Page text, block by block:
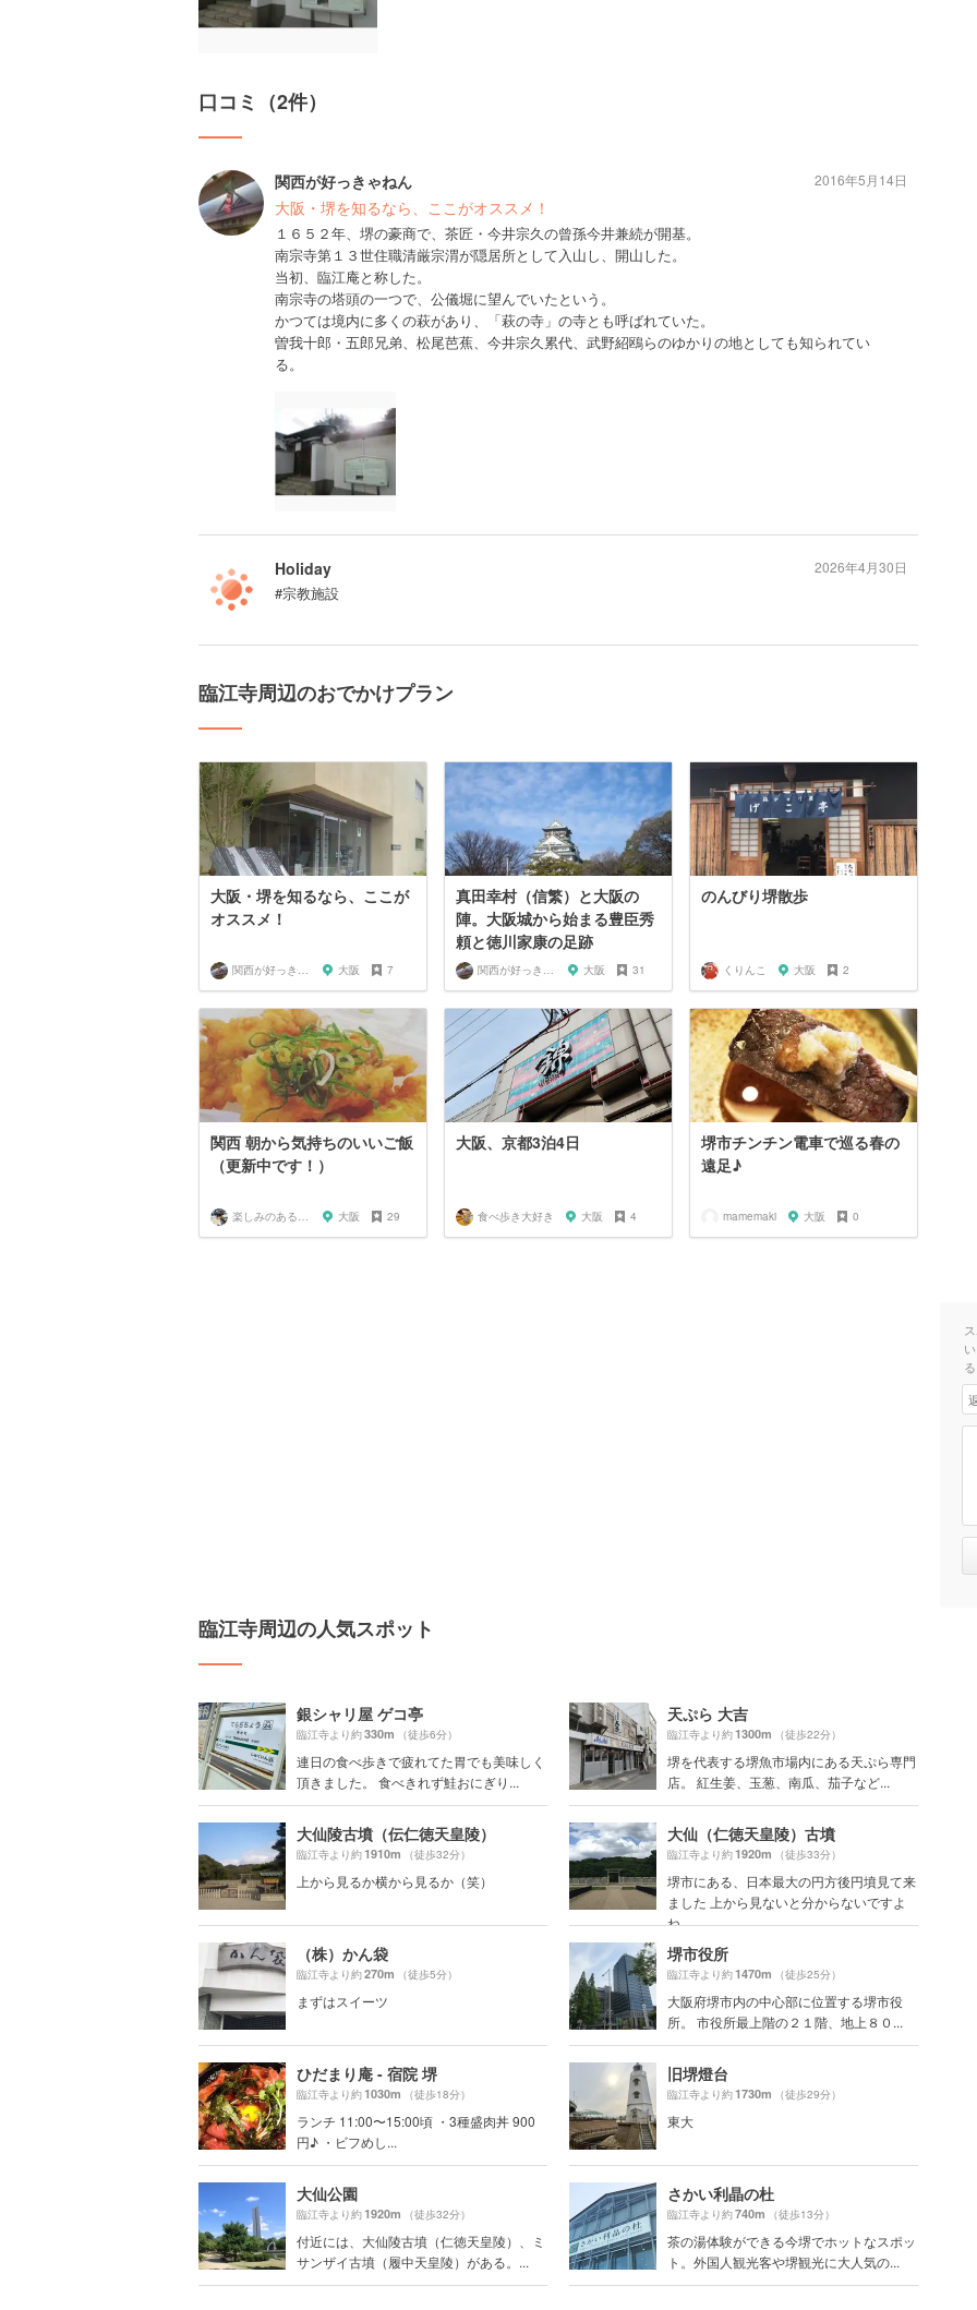
口コミ（2件）
関西が好っきゃねん
大阪・堺を知るなら、ここがオススメ！
１６５２年、堺の豪商で、茶匠・今井宗久の曾孫今井兼続が開基。
南宗寺第１３世住職清厳宗渭が隠居所として入山し、開山した。
当初、臨江庵と称した。
南宗寺の塔頭の一つで、公儀堀に望んでいたという。
かつては境内に多くの萩があり、「萩の寺」の寺とも呼ばれていた。
曽我十郎・五郎兄弟、松尾芭蕉、今井宗久累代、武野紹鴎らのゆかりの地としても知られてい
る。
2016年5月14日
Holiday
#宗教施設
2026年4月30日
臨江寺周辺のおでかけプラン
大阪・堺を知るなら、ここが
オススメ！
関西が好っきゃねん 大阪 7
真田幸村（信繁）と大阪の
陣。大阪城から始まる豊臣秀
頼と徳川家康の足跡
関西が好っきゃねん 大阪 31
のんびり堺散歩
くりんこ 大阪 2
関西 朝から気持ちのいいご飯
（更新中です！）
楽しみのある生活！ 大阪 29
大阪、京都3泊4日
食べ歩き大好き 大阪 4
堺市チンチン電車で巡る春の
遠足♪
mamemaki 大阪 0
臨江寺周辺の人気スポット
銀シャリ屋 ゲコ亭
臨江寺より約330m （徒歩6分）
連日の食べ歩きで疲れてた胃でも美味しく
頂きました。 食べきれず鮭おにぎり...
天ぷら 大吉
臨江寺より約1300m （徒歩22分）
堺を代表する堺魚市場内にある天ぷら専門
店。 紅生姜、玉葱、南瓜、茄子など...
大仙陵古墳（伝仁徳天皇陵）
臨江寺より約1910m （徒歩32分）
上から見るか横から見るか（笑）
大仙（仁徳天皇陵）古墳
臨江寺より約1920m （徒歩33分）
堺市にある、日本最大の円方後円墳見て来
ました 上から見ないと分からないですよ
ね
（株）かん袋
臨江寺より約270m （徒歩5分）
まずはスイーツ
堺市役所
臨江寺より約1470m （徒歩25分）
大阪府堺市内の中心部に位置する堺市役
所。 市役所最上階の２１階、地上８０...
ひだまり庵 - 宿院 堺
臨江寺より約1030m （徒歩18分）
ランチ 11:00〜15:00頃 ・3種盛肉丼 900
円♪ ・ビフめし...
旧堺燈台
臨江寺より約1730m （徒歩29分）
東大
大仙公園
臨江寺より約1920m （徒歩32分）
付近には、大仙陵古墳（仁徳天皇陵）、ミ
サンザイ古墳（履中天皇陵）がある。...
さかい利晶の杜
臨江寺より約740m （徒歩13分）
茶の湯体験ができる今堺でホットなスポッ
ト。外国人観光客や堺観光に大人気の...